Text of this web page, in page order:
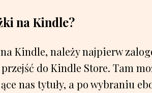
na Kindle?
Kindle, należy najpierw
do Kindle Store. Tam
nas tytuły, a po wybraniu